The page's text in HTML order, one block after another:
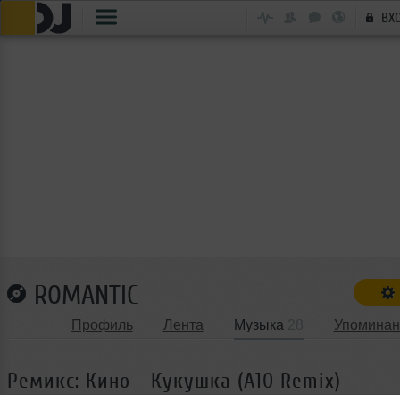
ROMANTIC
Профиль Лента Музыка
Ремикс: Кино - Кукушка (А10 Remix)